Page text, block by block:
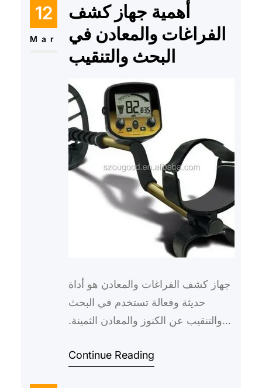
12
Mar
أهمية جهاز كشف
الفراغات والمعادن في
البحث والتنقيب
جهاز كشف الفراغات والمعادن هو أداة
حديثة وفعالة تستخدم في البحث
والتنقيب عن الكنوز والمعادن الثمينة.
Continue Reading